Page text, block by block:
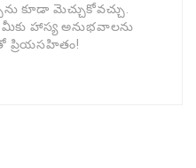
కూడా మెచ్చుకోవచ్చు.
హాస్య అనుభవాలను
ప్రియసహితం!